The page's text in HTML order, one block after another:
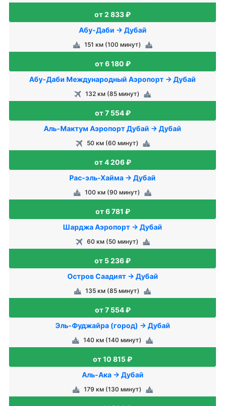
от 2 833 ₽
Абу-Даби → Дубай
151 км (100 минут)
от 6 180 ₽
Абу-Даби Международный Аэропорт → Дубай
132 км (85 минут)
от 7 554 ₽
Аль-Мактум Аэропорт Дубай → Дубай
50 км (60 минут)
от 4 206 ₽
Рас-эль-Хайма → Дубай
100 км (90 минут)
от 6 781 ₽
Шарджа Аэропорт → Дубай
60 км (50 минут)
от 5 236 ₽
Остров Саадият → Дубай
135 км (85 минут)
от 7 554 ₽
Эль-Фуджайра (город) → Дубай
140 км (140 минут)
от 10 815 ₽
Аль-Ака → Дубай
179 км (130 минут)